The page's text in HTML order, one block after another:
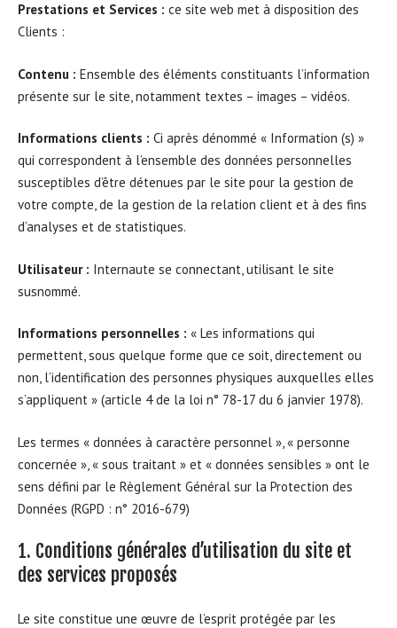
Prestations et Services : ce site web met à disposition des
Clients :
Contenu : Ensemble des éléments constituants l’information
présente sur le site, notamment textes – images – vidéos.
Informations clients : Ci après dénommé « Information (s) »
qui correspondent à l’ensemble des données personnelles
susceptibles d’être détenues par le site pour la gestion de
votre compte, de la gestion de la relation client et à des fins
d’analyses et de statistiques.
Utilisateur : Internaute se connectant, utilisant le site
susnommé.
Informations personnelles : « Les informations qui
permettent, sous quelque forme que ce soit, directement ou
non, l’identification des personnes physiques auxquelles elles
s’appliquent » (article 4 de la loi n° 78-17 du 6 janvier 1978).
Les termes « données à caractère personnel », « personne
concernée », « sous traitant » et « données sensibles » ont le
sens défini par le Règlement Général sur la Protection des
Données (RGPD : n° 2016-679)
1. Conditions générales d’utilisation du site et
des services proposés
Le site constitue une œuvre de l’esprit protégée par les